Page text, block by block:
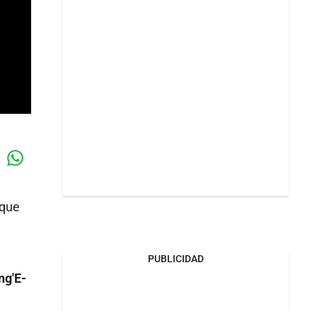
PUBLICIDAD